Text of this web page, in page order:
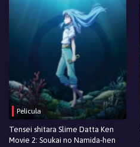
Película
Tensei shitara Slime Datta Ken
Movie 2: Soukai no Namida-hen